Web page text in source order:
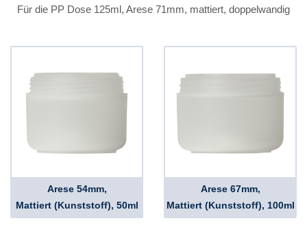
Für die PP Dose 125ml, Arese 71mm, mattiert, doppelwandig
Arese 54mm,
Mattiert (Kunststoff), 50ml
Arese 67mm,
Mattiert (Kunststoff), 100ml